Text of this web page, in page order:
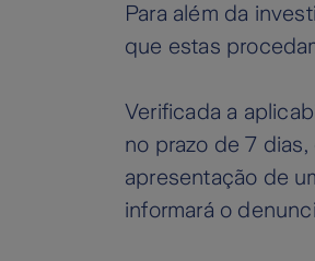
Para além da
que estas
Verificada a
no prazo de 7
apresentação de
informará o